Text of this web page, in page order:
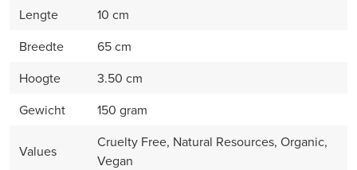
Lengte
10 cm
Breedte
65 cm
Hoogte
3.50 cm
Gewicht
150 gram
Values
Cruelty Free, Natural Resources, Organic,
Vegan